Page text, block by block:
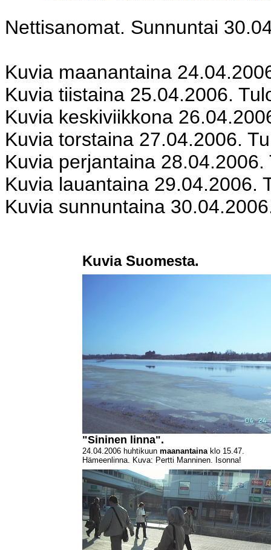
Nettisanomat. Sunnuntai
Kuvia maanantaina
Kuvia tiistaina 25.04.2006.
Kuvia keskiviikkona
Kuvia torstaina 27.04.2006.
Kuvia perjantaina 28.04.2006.
Kuvia lauantaina 29.04.2006.
Kuvia sunnuntaina
Kuvia Suomesta.
"Sininen linna".
24.04.2006 huhtikuun maanantainaklo 15.47.
Hämeenlinna. Kuva: Pertti Manninen. Isonna!